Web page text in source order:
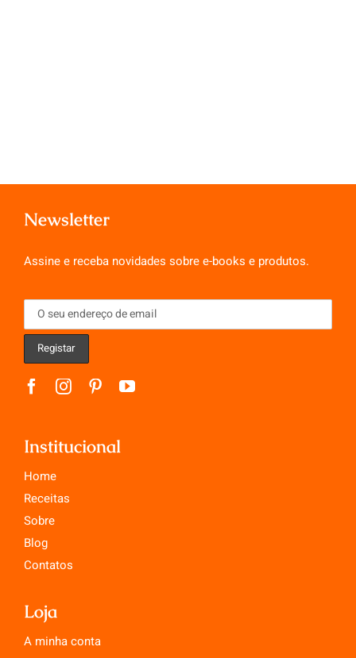
Newsletter
Assine e receba novidades sobre e-books e produtos.
Institucional
Home
Receitas
Sobre
Blog
Contatos
Loja
A minha conta